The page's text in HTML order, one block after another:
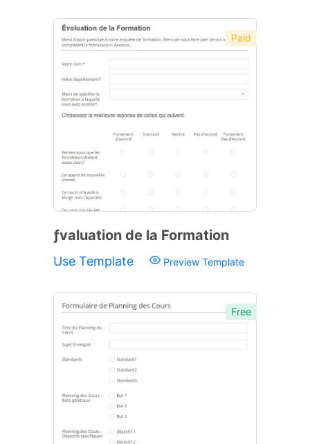
Paid
ƒvaluation de la Formation
Use Template Preview Template
Free